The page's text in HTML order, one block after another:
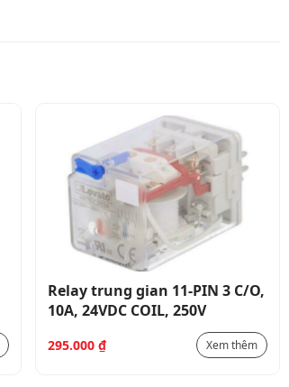
Relay trung gian 11-PIN 3 C/O,
10A, 24VDC COIL, 250V
295.000 ₫ Xem thêm